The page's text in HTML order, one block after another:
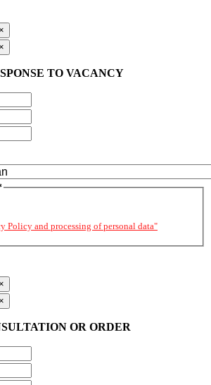
×
×
TO VACANCY
Policy and processing of personal data"
×
×
OR ORDER